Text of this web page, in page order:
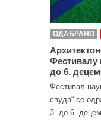
ОДАБРАНО
Фестивалу
до 6.
Фестивал
свуда“ се
3. до 6.